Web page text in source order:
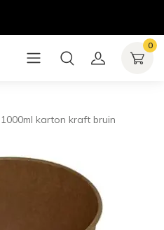
0
karton kraft bruin